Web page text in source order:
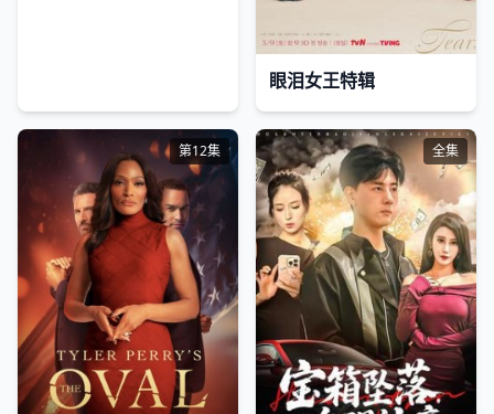
眼泪女王特辑
第12集 全集